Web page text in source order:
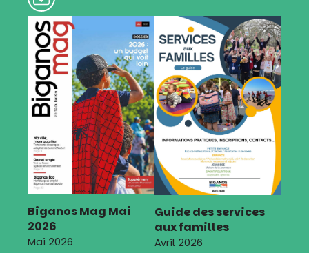
Biganos Mag Mai
2026
Mai 2026
Guide des services
aux familles
Avril 2026